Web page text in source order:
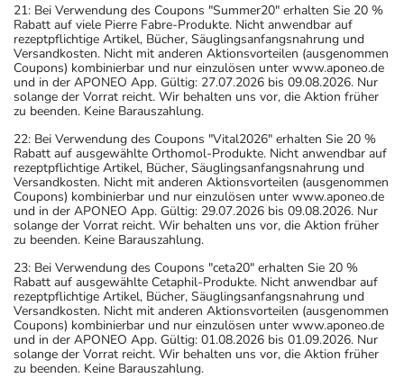
21: Bei Verwendung des Coupons "Summer20" erhalten Sie 20 %
Rabatt auf viele Pierre Fabre-Produkte. Nicht anwendbar auf
rezeptpflichtige Artikel, Bücher, Säuglingsanfangsnahrung und
Versandkosten. Nicht mit anderen Aktionsvorteilen (ausgenommen
Coupons) kombinierbar und nur einzulösen unter www.aponeo.de
und in der APONEO App. Gültig: 27.07.2026 bis 09.08.2026. Nur
solange der Vorrat reicht. Wir behalten uns vor, die Aktion früher
zu beenden. Keine Barauszahlung.
22: Bei Verwendung des Coupons "Vital2026" erhalten Sie 20 %
Rabatt auf ausgewählte Orthomol-Produkte. Nicht anwendbar auf
rezeptpflichtige Artikel, Bücher, Säuglingsanfangsnahrung und
Versandkosten. Nicht mit anderen Aktionsvorteilen (ausgenommen
Coupons) kombinierbar und nur einzulösen unter www.aponeo.de
und in der APONEO App. Gültig: 29.07.2026 bis 09.08.2026. Nur
solange der Vorrat reicht. Wir behalten uns vor, die Aktion früher
zu beenden. Keine Barauszahlung.
23: Bei Verwendung des Coupons "ceta20" erhalten Sie 20 %
Rabatt auf ausgewählte Cetaphil-Produkte. Nicht anwendbar auf
rezeptpflichtige Artikel, Bücher, Säuglingsanfangsnahrung und
Versandkosten. Nicht mit anderen Aktionsvorteilen (ausgenommen
Coupons) kombinierbar und nur einzulösen unter www.aponeo.de
und in der APONEO App. Gültig: 01.08.2026 bis 01.09.2026. Nur
solange der Vorrat reicht. Wir behalten uns vor, die Aktion früher
zu beenden. Keine Barauszahlung.